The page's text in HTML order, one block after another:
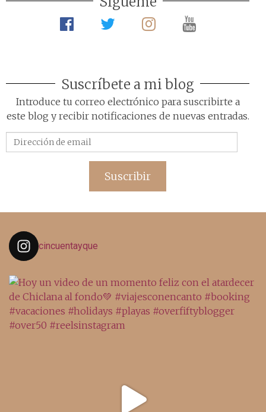
Suscríbete a mi blog
Introduce tu correo electrónico para suscribirte a
este blog y recibir notificaciones de nuevas entradas.
de
Suscribir
cincuentayque